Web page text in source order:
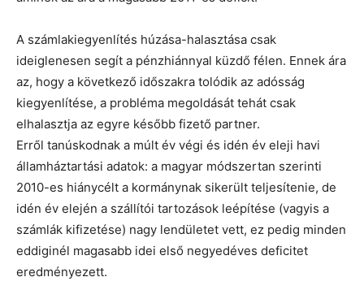
A számlakiegyenlítés húzása-halasztása csak
ideiglenesen segít a pénzhiánnyal küzdő félen. Ennek ára
az, hogy a következő időszakra tolódik az adósság
kiegyenlítése, a probléma megoldását tehát csak
elhalasztja az egyre később fizető partner.
Erről tanúskodnak a múlt év végi és idén év eleji havi
államháztartási adatok: a magyar módszertan szerinti
2010-es hiánycélt a kormánynak sikerült teljesítenie, de
idén év elején a szállítói tartozások leépítése (vagyis a
számlák kifizetése) nagy lendületet vett, ez pedig minden
eddiginél magasabb idei első negyedéves deficitet
eredményezett.